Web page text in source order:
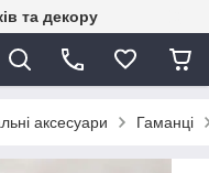
та декору
аксесуари Гаманці